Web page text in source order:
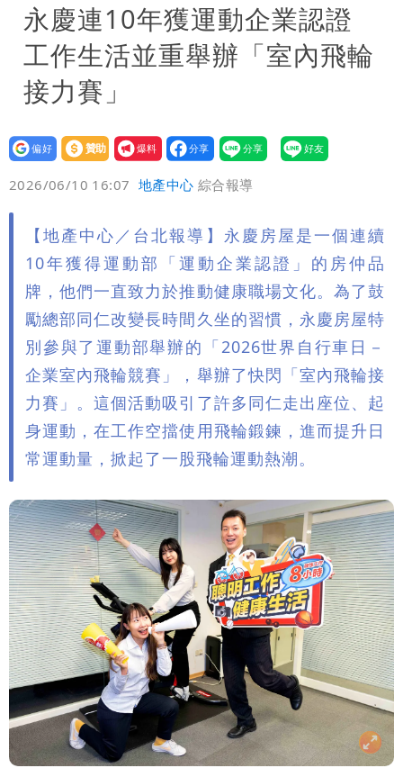
慧芝：今年的送立院345天還在審
穿中國貨內褲逛街「整件掉出裙底」
OL哀號：在同事眼前顏面盡失
永慶連10年獲運動企業認證
工作生活並重舉辦「室內飛輪
接力賽」
設為
贊助
我要
爆料
2026/06/10 16:07 地產中心 綜合報導
【地產中心／台北報導】永慶房屋是一個連續
10年獲得運動部「運動企業認證」的房仲品
牌，他們一直致力於推動健康職場文化。為了鼓
勵總部同仁改變長時間久坐的習慣，永慶房屋特
別參與了運動部舉辦的「2026世界自行車日－
企業室內飛輪競賽」，舉辦了快閃「室內飛輪接
力賽」。這個活動吸引了許多同仁走出座位、起
身運動，在工作空擋使用飛輪鍛鍊，進而提升日
常運動量，掀起了一股飛輪運動熱潮。